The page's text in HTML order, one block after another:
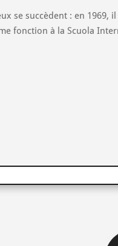
se succèdent : en 1969,
fonction à la Scuola